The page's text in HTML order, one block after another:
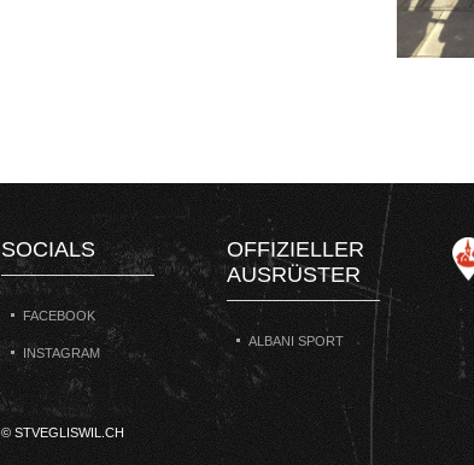
SOCIALS
FACEBOOK
INSTAGRAM
OFFIZIELLER
AUSRÜSTER
ALBANI SPORT
© STVEGLISWIL.CH